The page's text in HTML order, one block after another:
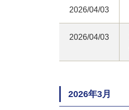
2026/04/03
2026/04/03
2026年3月